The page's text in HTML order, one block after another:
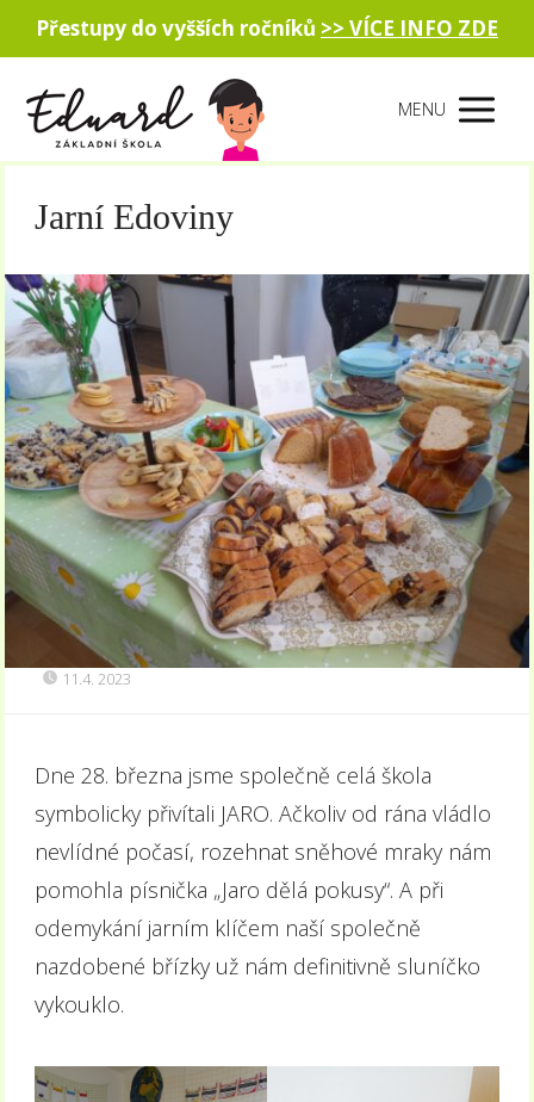
Přestupy do vyšších ročníků >> VÍCE INFO ZDE
MENU
Jarní Edoviny
11.4. 2023
Dne 28. března jsme společně celá škola
symbolicky přivítali JARO. Ačkoliv od rána vládlo
nevlídné počasí, rozehnat sněhové mraky nám
pomohla písnička „Jaro dělá pokusy“. A při
odemykání jarním klíčem naší společně
nazdobené břízky už nám definitivně sluníčko
vykouklo.